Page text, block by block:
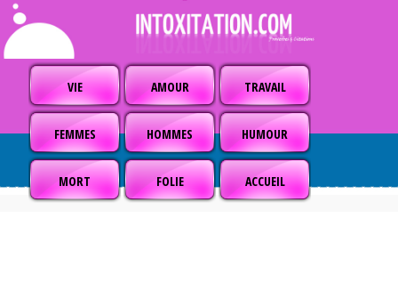
VIE AMOUR TRAVAIL
FEMMES HOMMES HUMOUR
MORT FOLIE ACCUEIL